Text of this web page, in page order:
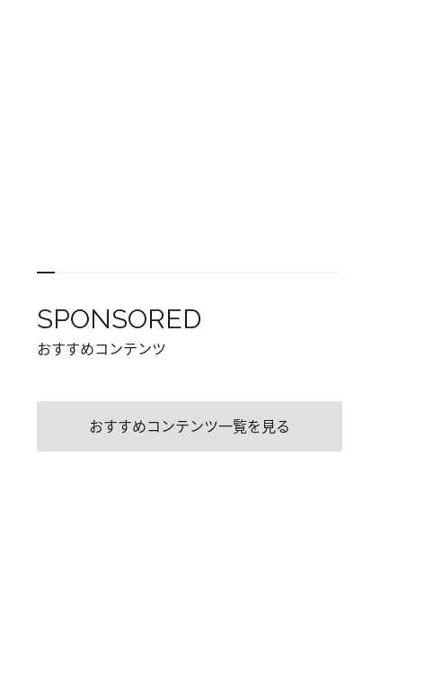
SPONSORED
おすすめコンテンツ
おすすめコンテンツ一覧を見る